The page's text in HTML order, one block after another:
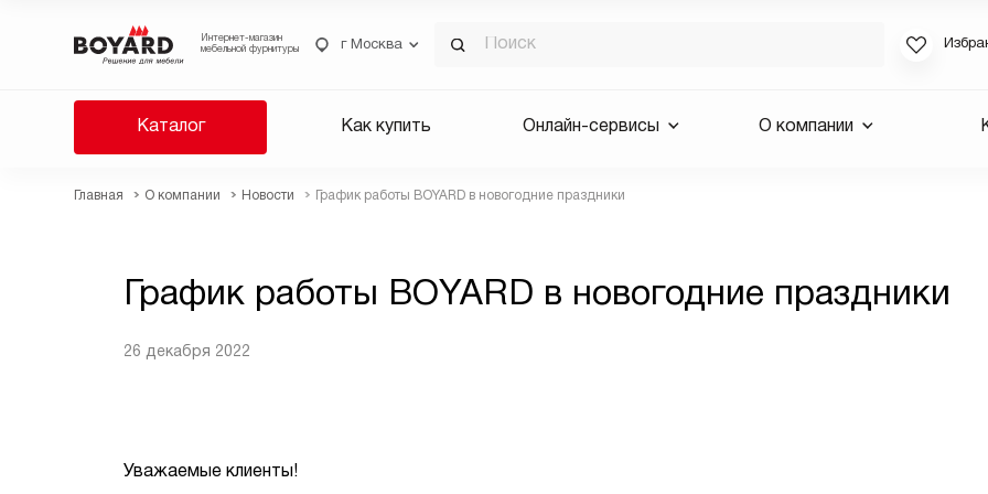
Интернет-магазин
мебельной фурнитуры
г Москва
Каталог Как купить Онлайн-сервисы О компании
Главная О компании Новости График работы BOYARD в новогодние праздники
График работы BOYARD в новогодние праздники
26 декабря 2022
Уважаемые клиенты!
Если вы
для смены